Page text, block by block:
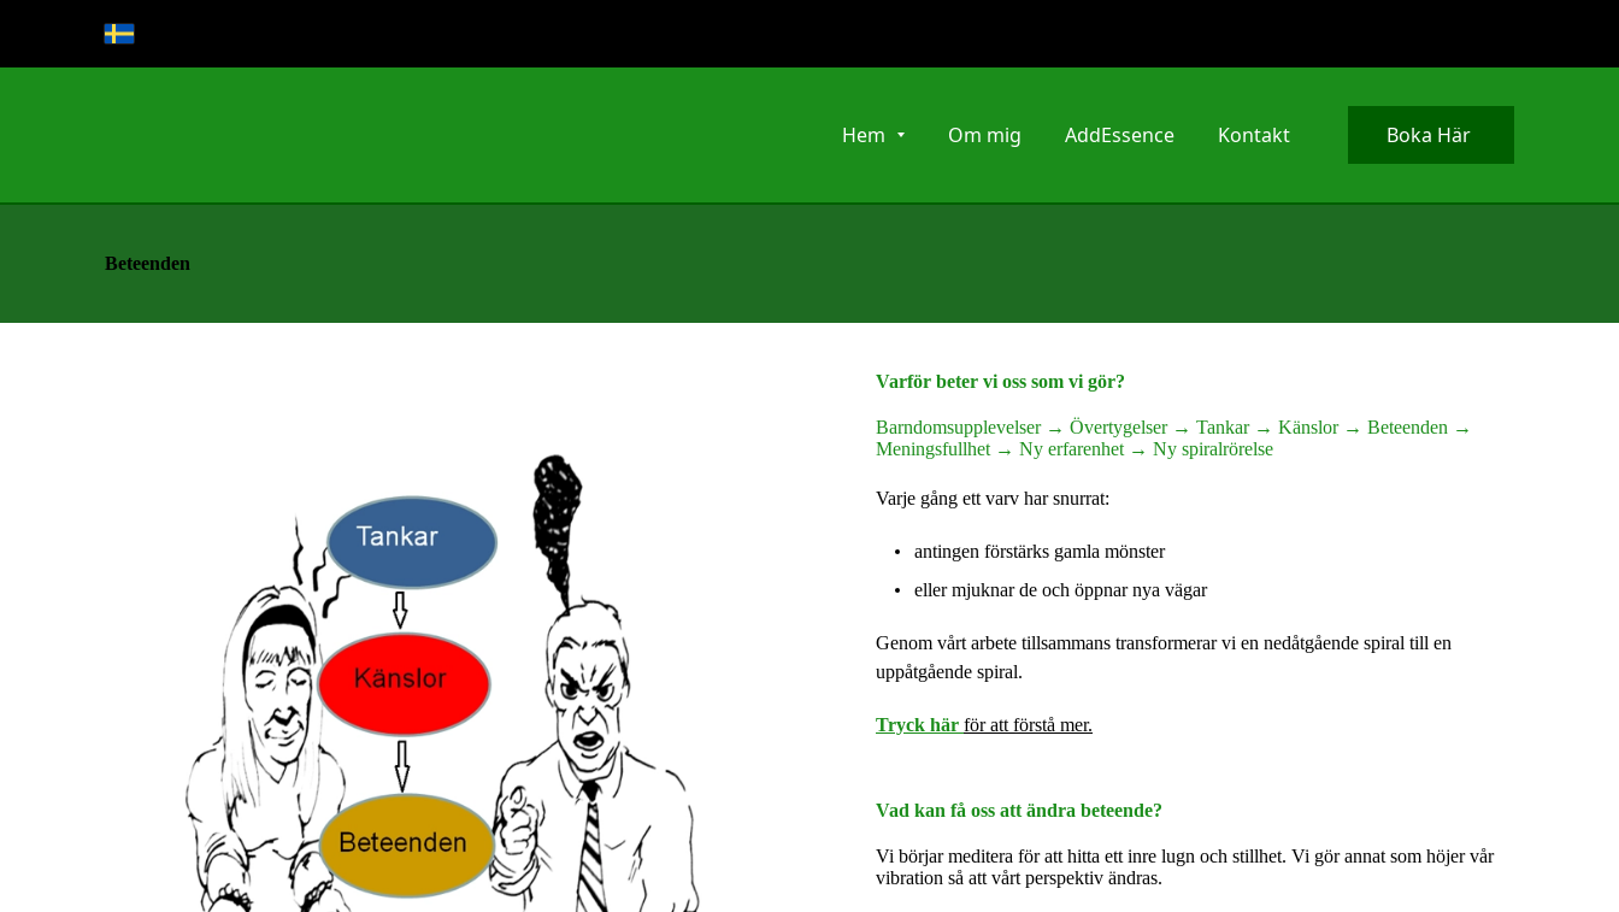
Hem Om mig AddEssence Kontakt Boka Här
Beteenden
Varför beter vi oss som vi gör?
Barndomsupplevelser → Övertygelser → Tankar → Känslor → Beteenden →
Meningsfullhet → Ny erfarenhet → Ny spiralrörelse
Varje gång ett varv har snurrat:
antingen förstärks gamla mönster
eller mjuknar de och öppnar nya vägar
Genom vårt arbete tillsammans transformerar vi en nedåtgående spiral till en
uppåtgående spiral.
Tryck här för att förstå mer.
Vad kan få oss att ändra beteende?
Vi börjar meditera för att hitta ett inre lugn och stillhet. Vi gör annat som höjer vår
vibration så att vårt perspektiv ändras.